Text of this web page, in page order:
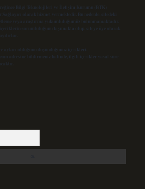
Bilgi Teknolojileri ve İletişim Kurumu (BTK)
olarak hizmet vermektedir. Bu nedenle, sitedeki
veya araştırma yükümlülüğümüz bulunmamaktadır.
sorumluluğunu taşımakta olup, siteye üye olarak
aykırı olduğunu düşündüğünüz içerikleri,
adresine bildirmeniz halinde, ilgili içerikler yasal süre